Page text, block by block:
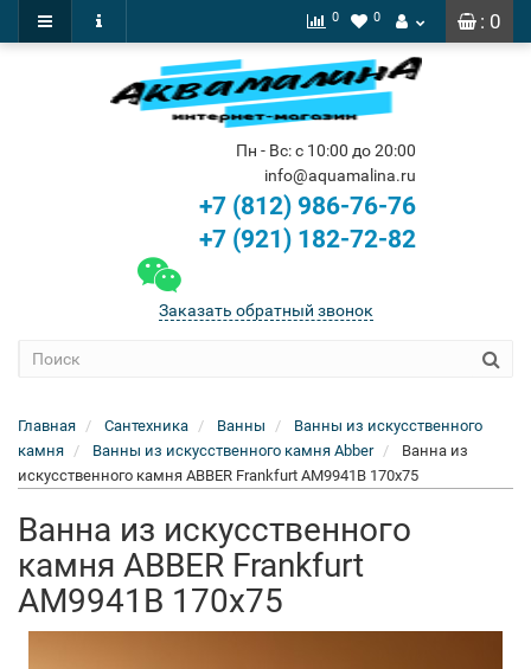
: 0
0 0
Пн - Вс: с 10:00 до 20:00
info@aquamalina.ru
+7 (812) 986-76-76
+7 (921) 182-72-82
Заказать обратный звонок
Главная Сантехника Ванны
Ванны из искусственного
камня
Ванны из искусственного камня Abber
Ванна из
искусственного камня ABBER Frankfurt AM9941B 170x75
Ванна из искусственного
камня ABBER Frankfurt
AM9941B 170x75